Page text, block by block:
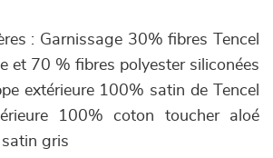
: Garnissage 30% fibres Tencel
et 70 % fibres polyester siliconées
extérieure 100% satin de Tencel
100% coton toucher aloé
gris